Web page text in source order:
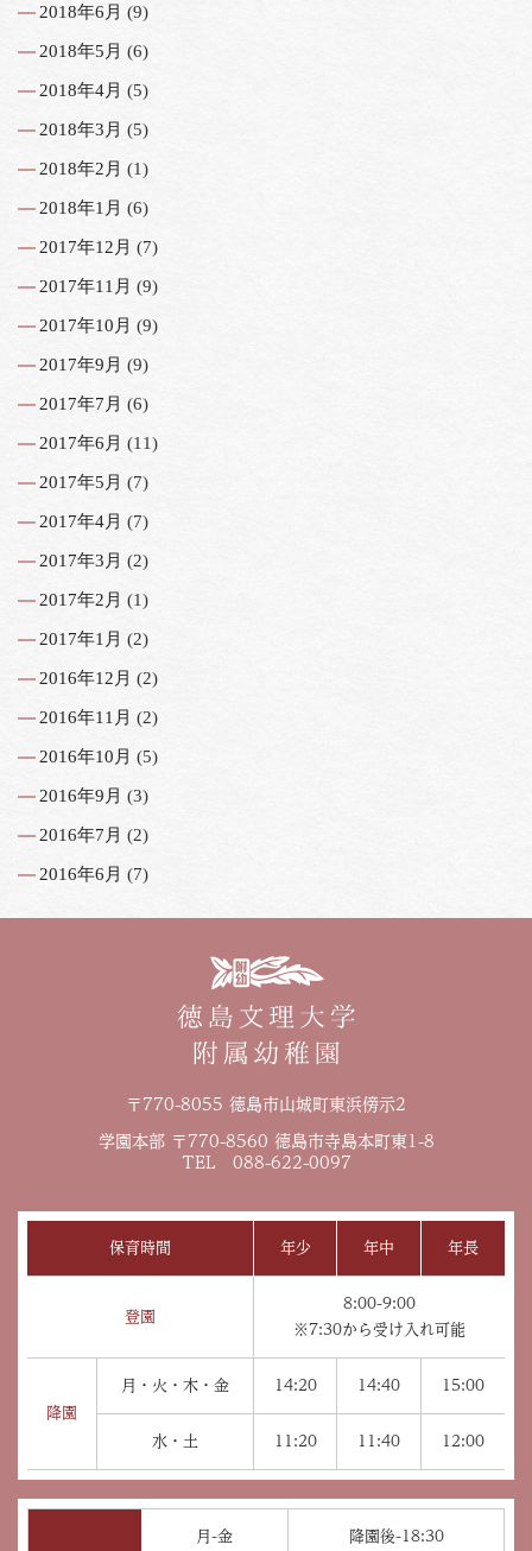
2018年6月 (9)
2018年5月 (6)
2018年4月 (5)
2018年3月 (5)
2018年2月 (1)
2018年1月 (6)
2017年12月 (7)
2017年11月 (9)
2017年10月 (9)
2017年9月 (9)
2017年7月 (6)
2017年6月 (11)
2017年5月 (7)
2017年4月 (7)
2017年3月 (2)
2017年2月 (1)
2017年1月 (2)
2016年12月 (2)
2016年11月 (2)
2016年10月 (5)
2016年9月 (3)
2016年7月 (2)
2016年6月 (7)
〒770-8055 徳島市山城町東浜傍示2
学園本部 〒770-8560 徳島市寺島本町東1-8
TEL 088-622-0097
保育時間 年少 年中 年長
登園
8:00-9:00
※7:30から受け入れ可能
降園
月・火・木・金 14:20 14:40 15:00
水・土 11:20 11:40 12:00
月-金 降園後-18:30